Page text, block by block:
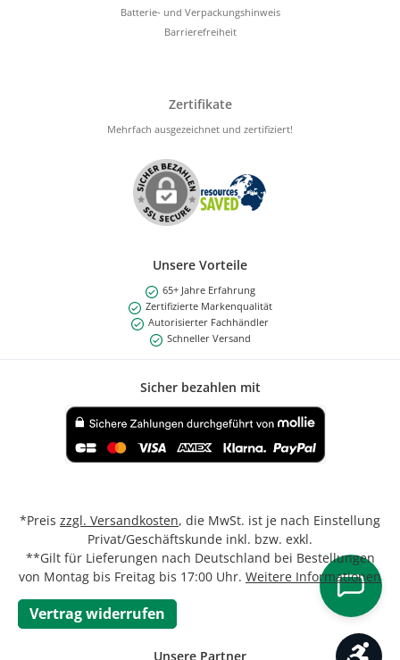
Batterie- und Verpackungshinweis
Barrierefreiheit
Zertifikate
Mehrfach ausgezeichnet und zertifiziert!
Unsere Vorteile
65+ Jahre Erfahrung
Zertifizierte Markenqualität
Autorisierter Fachhändler
Schneller Versand
Sicher bezahlen mit
*Preis zzgl. Versandkosten, die MwSt. ist je nach Einstellung
Privat/Geschäftskunde inkl. bzw. exkl.
**Gilt für Lieferungen nach Deutschland bei Bestellungen
von Montag bis Freitag bis 17:00 Uhr. Weitere Informationen
Vertrag widerrufen
Unsere Partner